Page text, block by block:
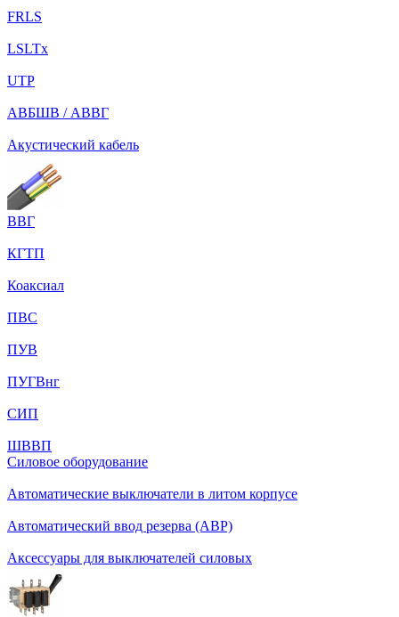
FRLS
LSLTx
UTP
АВБШВ / АВВГ
Акустический кабель
ВВГ
КГТП
Коаксиал
ПВС
ПУВ
ПУГВнг
СИП
ШВВП
Силовое оборудование
Автоматические выключатели в литом корпусе
Автоматический ввод резерва (АВР)
Аксессуары для выключателей силовых